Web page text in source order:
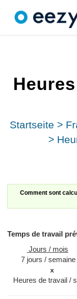
Anmeldung
Startseite >
>
Comment sont
Temps de travail
Jours / mois
7 jours / semaine
x
Heures de travail /